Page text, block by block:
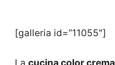
[galleria id=”11055″]
La cucina color crema